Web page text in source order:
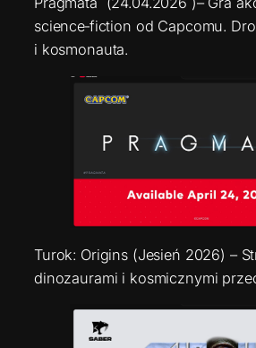
science‑fiction od Capcomu.
i kosmonauta.
Turok: Origins (Jesień 2026) –
dinozaurami i kosmicznymi